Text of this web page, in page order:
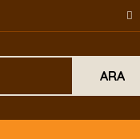
ARA